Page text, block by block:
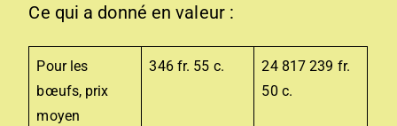
Ce qui a donné en valeur :
Pour les
bœufs, prix
moyen
346 fr. 55 c.
24 817 239 fr.
50 c.